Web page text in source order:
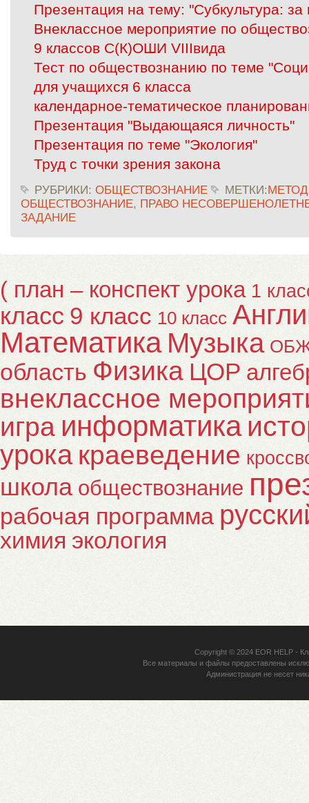
Презентация на тему: "Субкультура: за
Внеклассное мероприятие по
9 классов С(К)ОШИ VIIIвида
Тест по обществознанию по теме
для учащихся 6 класса
календарное-тематическое
Презентация "Выдающаяся личность"
Презентация по теме "Экология"
Труд с точки зрения закона
РУБРИКИ: ОБЩЕСТВОЗНАНИЕ МЕТКИ:
ОБЩЕСТВОЗНАНИЕ, ПРАВО
ЗАДАНИЕ
( план – конспект урока 1
класс 9 класс 10 класс
Математика Музыка
область Физика ЦОР
внеклассное
игра информатика
урока краеведение
школа обществознание
рабочая программа
химия экология
Copyright © 2024 EOR HELP-
Все материалы и файлы предоставлены
Администрация не несет